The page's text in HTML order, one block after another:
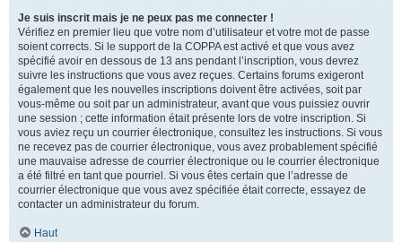
Je suis inscrit mais je ne peux pas me connecter !
Vérifiez en premier lieu que votre nom d’utilisateur et votre mot de passe
soient corrects. Si le support de la COPPA est activé et que vous avez
spécifié avoir en dessous de 13 ans pendant l’inscription, vous devrez
suivre les instructions que vous avez reçues. Certains forums exigeront
également que les nouvelles inscriptions doivent être activées, soit par
vous-même ou soit par un administrateur, avant que vous puissiez ouvrir
une session ; cette information était présente lors de votre inscription. Si
vous aviez reçu un courrier électronique, consultez les instructions. Si vous
ne recevez pas de courrier électronique, vous avez probablement spécifié
une mauvaise adresse de courrier électronique ou le courrier électronique
a été filtré en tant que pourriel. Si vous êtes certain que l’adresse de
courrier électronique que vous avez spécifiée était correcte, essayez de
contacter un administrateur du forum.
Haut